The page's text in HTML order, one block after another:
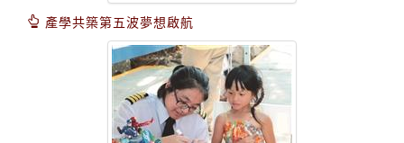
產學共築第五波夢想啟航